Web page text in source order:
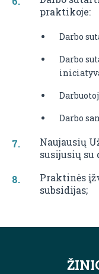
praktikoje:
Darbo
Darbo
Darbo
Naujausių
susijusių su
Praktinės
subsidijas;